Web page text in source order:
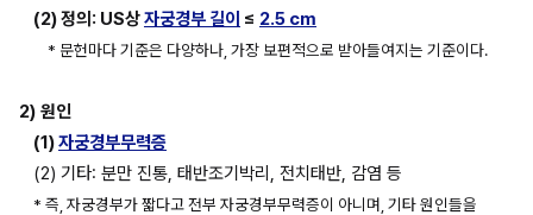
(2) 정의: US상 자궁경부 길이 ≤ 2.5 cm
* 문헌마다 기준은 다양하나, 가장 보편적으로 받아들여지는 기준이다.
2) 원인
(1) 자궁경부무력증
(2) 기타: 분만 진통, 태반조기박리, 전치태반, 감염 등
* 즉, 자궁경부가 짧다고 전부 자궁경부무력증이 아니며, 기타 원인들을